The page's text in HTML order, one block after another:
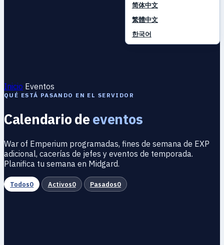
简体中文
繁體中文
한국어
Inicio Eventos
QUÉ ESTÁ PASANDO EN EL SERVIDOR
Calendario deeventos
War of Emperium programadas, fines de semana de EXP
adicional, cacerías de jefes y eventos de temporada.
Planifica tu semana en Midgard.
Todos0 Activos0 Pasados0